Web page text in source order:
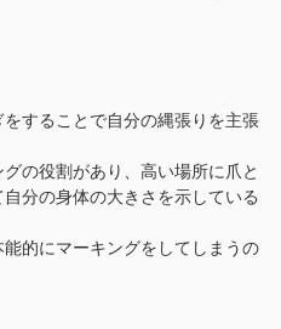
することで自分の縄張りを主張
の役割があり、高い場所に爪と
分の身体の大きさを示している
的にマーキングをしてしまうの